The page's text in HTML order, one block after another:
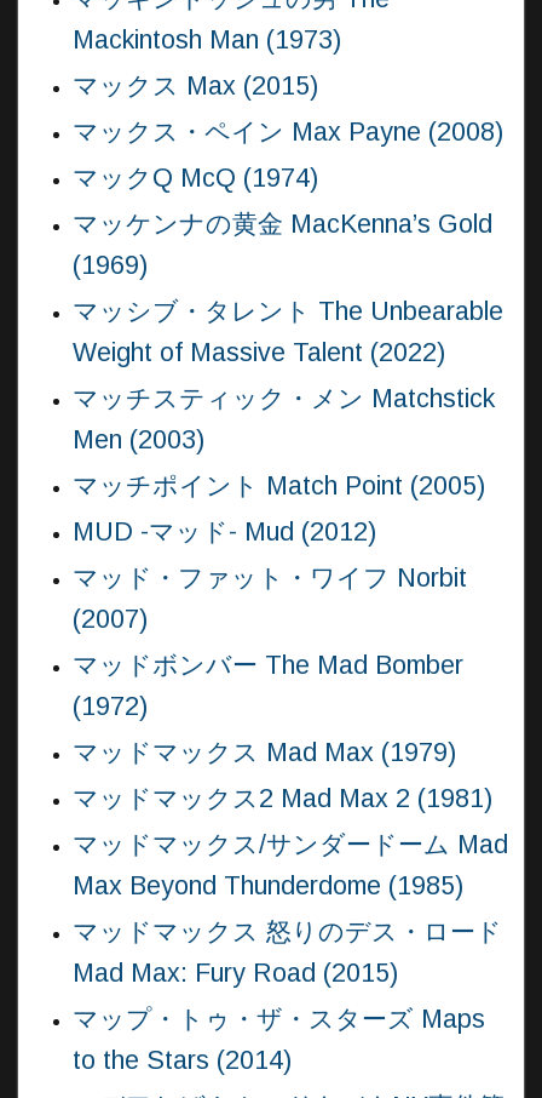
Mackintosh Man (1973)
マックス Max (2015)
マックス・ペイン Max Payne (2008)
マックQ McQ (1974)
マッケンナの黄金 MacKenna’s Gold
(1969)
マッシブ・タレント The Unbearable
Weight of Massive Talent (2022)
マッチスティック・メン Matchstick
Men (2003)
マッチポイント Match Point (2005)
MUD -マッド- Mud (2012)
マッド・ファット・ワイフ Norbit
(2007)
マッドボンバー The Mad Bomber
(1972)
マッドマックス Mad Max (1979)
マッドマックス2 Mad Max 2 (1981)
マッドマックス/サンダードーム Mad
Max Beyond Thunderdome (1985)
マッドマックス 怒りのデス・ロード
Mad Max: Fury Road (2015)
マップ・トゥ・ザ・スターズ Maps
to the Stars (2014)